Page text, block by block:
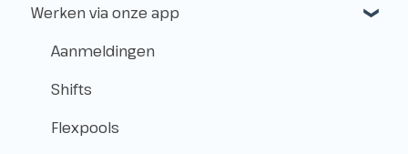
Belastingen
Aanmelden voor klussen
Vóór de Klus!
Op de Klus
Na de Klus!
Gebruik van het platform
Betalingen & Kosten
Over Level.works
Aanmaken & toegang
Beheer
Werken via onze app
Aanmeldingen
Shifts
Flexpools